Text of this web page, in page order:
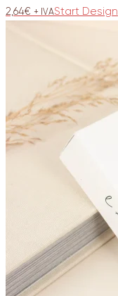
2,64€ + IVAStart Design